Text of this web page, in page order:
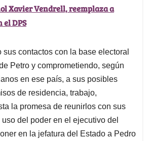
Xavier Vendrell, reemplaza a
el DPS
contactos con la base electoral
Petro y comprometiendo, según
en ese país, a sus posibles
de residencia, trabajo,
la promesa de reunirlos con sus
del poder en el ejecutivo del
en la jefatura del Estado a Pedro